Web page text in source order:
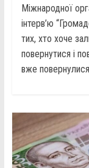
Міжнародної
інтерв’ю
тих, хто хоче
повернутися і
вже